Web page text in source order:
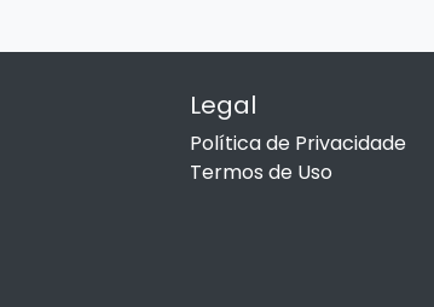
Legal
Política de Privacidade
Termos de Uso